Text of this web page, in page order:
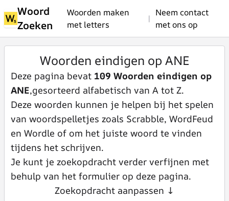
Woord
Zoeken
Woorden maken
met letters
|
Neem contact
met ons op
Woorden eindigen op ANE
Deze pagina bevat 109 Woorden eindigen op
ANE,gesorteerd alfabetisch van A tot Z.
Deze woorden kunnen je helpen bij het spelen
van woordspelletjes zoals Scrabble, WordFeud
en Wordle of om het juiste woord te vinden
tijdens het schrijven.
Je kunt je zoekopdracht verder verfijnen met
behulp van het formulier op deze pagina.
Zoekopdracht aanpassen ↓